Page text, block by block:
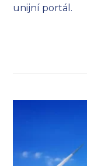
unijní portál.